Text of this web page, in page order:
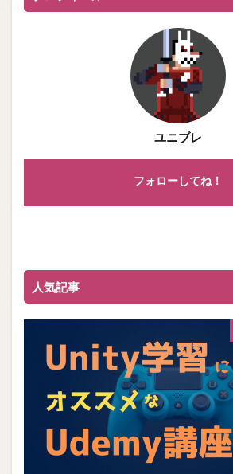
ユニブレ
フォローしてね！
人気記事